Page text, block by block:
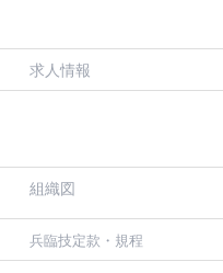
求人情報
組織図
兵臨技定款・規程